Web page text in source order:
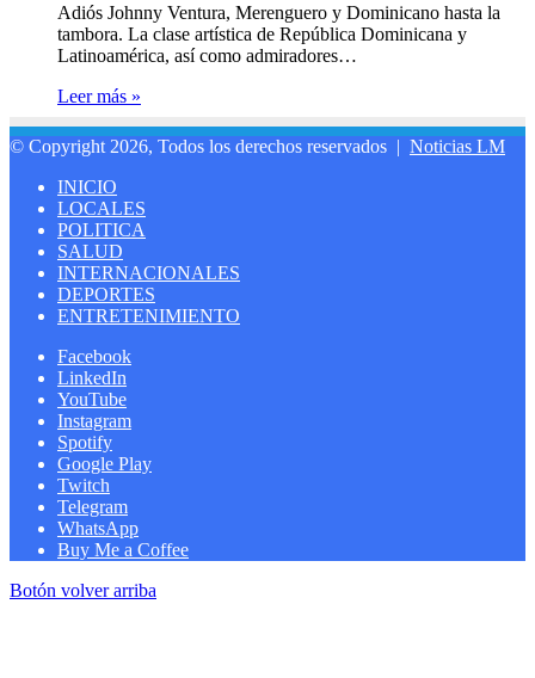
Adiós Johnny Ventura, Merenguero y Dominicano hasta la
tambora. La clase artística de República Dominicana y
Latinoamérica, así como admiradores…
Leer más »
© Copyright 2026, Todos los derechos reservados | Noticias LM
INICIO
LOCALES
POLITICA
SALUD
INTERNACIONALES
DEPORTES
ENTRETENIMIENTO
Facebook
LinkedIn
YouTube
Instagram
Spotify
Google Play
Twitch
Telegram
WhatsApp
Buy Me a Coffee
Botón volver arriba